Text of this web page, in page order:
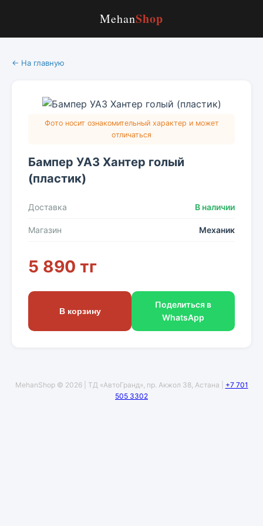
MehanShop
← На главную
Фото носит ознакомительный характер и может
отличаться
Бампер УАЗ Хантер голый
(пластик)
Доставка В наличии
Магазин Механик
5 890 тг
В корзину
Поделиться в
WhatsApp
MehanShop © 2026 | ТД «АвтоГранд», пр. Акжол 38, Астана | +7 701
505 3302